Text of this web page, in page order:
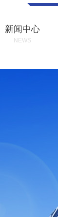
新闻中心
NEWS